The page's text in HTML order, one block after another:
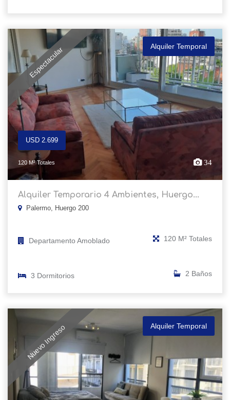
Espectacular Alquiler Temporal
USD 2.699
120 M² Totales 34
Alquiler Temporario 4 Ambientes, Huergo...
Palermo, Huergo 200
Departamento Amoblado 120 M² Totales
3 Dormitorios 2 Baños
Nuevo Ingreso Alquiler Temporal